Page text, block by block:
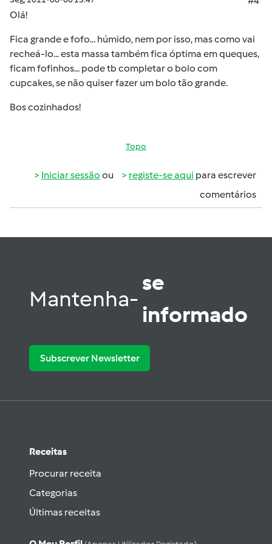
Olá!
Fica grande e fofo... húmido, nem por isso, mas como vai
recheá-lo... esta massa também fica óptima em queques,
ficam fofinhos... pode tb completar o bolo com
cupcakes, se não quiser fazer um bolo tão grande.
Bos cozinhados!
Topo
Iniciar sessão ou registe-se aqui para escrever
comentários
Mantenha-
se
informado
Subscrever Newsletter
Receitas
Procurar receita
Categorias
Últimas receitas